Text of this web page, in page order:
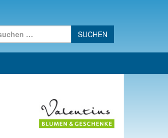
Search for: